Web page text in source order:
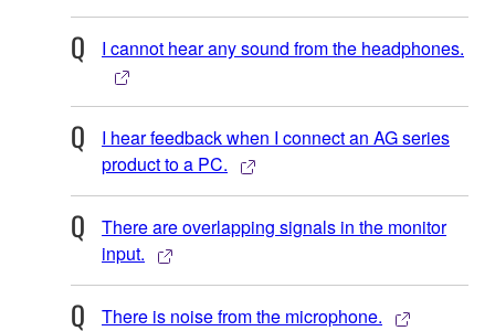
I cannot hear any sound from the headphones.
I hear feedback when I connect an AG series
product to a PC.
There are overlapping signals in the monitor
input.
There is noise from the microphone.